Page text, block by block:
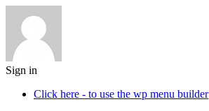
Sign in
Click here - to use the wp menu builder